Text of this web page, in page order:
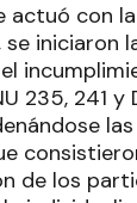
actuó con
se iniciaron
235, 241 y
de los